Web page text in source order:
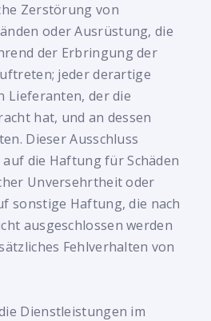
Zerstörung von
oder Ausrüstung, die
der Erbringung der
jeder derartige
Lieferanten, der die
hat, und an dessen
Dieser Ausschluss
die Haftung für Schäden
Unversehrtheit oder
sonstige Haftung, die nach
ausgeschlossen werden
Fehlverhalten von
Dienstleistungen im